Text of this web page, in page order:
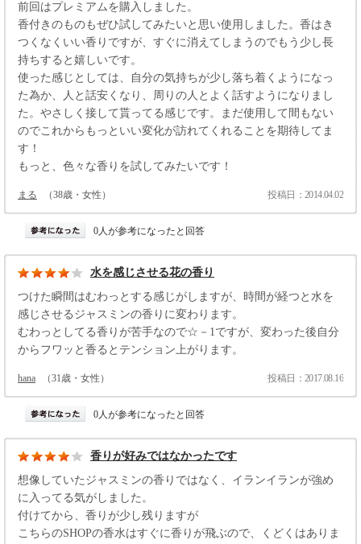
前回はプレミアムを購入しました。
香付きのものもぜひ試してみたいと思い使用しました。香はき
つくなくいい香りですが、すぐに消えてしまうのでもう少し長
持ちすると嬉しいです。
使った感じとしては、自分の気持ちが少し落ち着くようになっ
た為か、人と話安くなり、周りの人とよく話すようになりまし
た。やさしく接して貰ってる感じです。まだ使用して間もない
のでこれからもっといい変化が訪れてくれることを期待してま
す！
もっと、色々な香りを試してみたいです！
まる （38歳・女性） 投稿日：2014.04.02
0人が参考になったと回答
水を感じさせる花の香り
つけた瞬間はむわっとする感じがしますが、時間が経つと水を
感じさせるジャスミンの香りに変わります。
むわっとしてる香りが苦手なので☆－1ですが、変わった後自分
からフワッと香るとテンション上がります。
hana （31歳・女性） 投稿日：2017.08.16
0人が参考になったと回答
香りが好みではなかったです
想像していたジャスミンの香りではなく、イランイランが強め
に入ってる気がしました。
付けてから、香りが少し残りますが
こちらのSHOPの香水はすぐに香りが飛ぶので、くどくはありま